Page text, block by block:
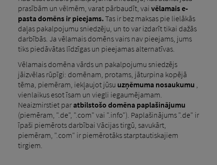
prasībām un vēlmēm, varat pārbaudīt, vai vēlamais e-
pasta domēns ir pieejams.Tas ir bez maksas pie lielākās
daļas pakalpojumu sniedzēju, un to var izdarīt tikai dažās
darbībās. Ja vēlamais domēns vairs nav pieejams, jums
tiks piedāvātas līdzīgas un pieejamas alternatīvas.
Vēlamais domēna vārds un pakalpojumu sniedzējs
jāizvēlas rūpīgi: domēnam, protams, jāturpina kopējā
tēma, piemēram, iekļaujot jūsu uzņēmuma nosaukumu ,
vienlaikus esot īsam un viegli iegaumējamam.
Neaizmirstiet paratbilstošo domēna paplašinājumu
(piemēram, ".de", ".com" vai ".info"). Paplašinājums ".de" ir
īpaši piemērots darbībai Vācijas tirgū, savukārt,
piemēram, ".com" ir piemērotāks starptautiskajiem
tirgiem.